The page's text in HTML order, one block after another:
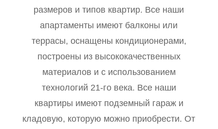
размеров и типов квартир. Все наши
апартаменты имеют балконы или
террасы, оснащены кондиционерами,
построены из высококачественных
материалов и с использованием
технологий 21-го века. Все наши
квартиры имеют подземный гараж и
кладовую, которую можно приобрести. От